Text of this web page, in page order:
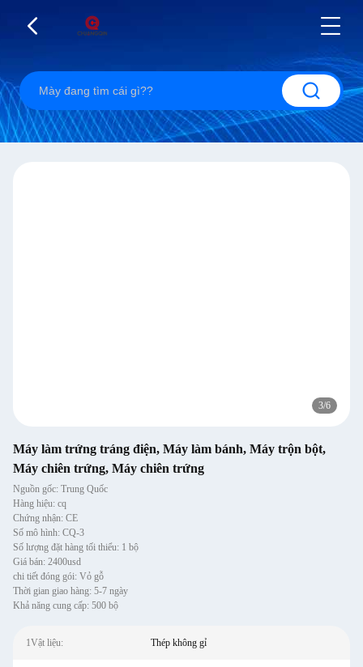
3/6
Máy làm trứng tráng điện, Máy làm bánh, Máy trộn bột,
Máy chiên trứng, Máy chiên trứng
Nguồn gốc: Trung Quốc
Hàng hiệu: cq
Chứng nhận: CE
Số mô hình: CQ-3
Số lượng đặt hàng tối thiểu: 1 bộ
Giá bán: 2400usd
chi tiết đóng gói: Vỏ gỗ
Thời gian giao hàng: 5-7 ngày
Khả năng cung cấp: 500 bộ
1Vật liệu: Thép không gỉ